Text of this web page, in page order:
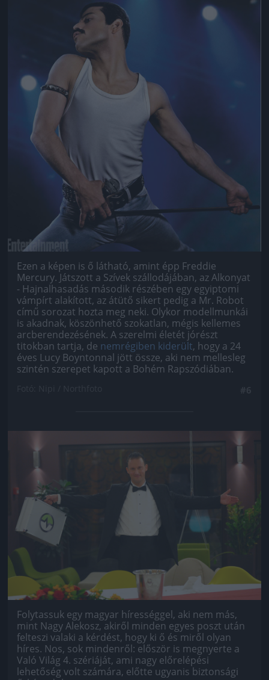
Jön még kép!
Ezen a képen is ő látható, amint épp Freddie
Mercury. Játszott a Szívek szállodájában, az Alkonyat
- Hajnalhasadás második részében egy egyiptomi
vámpírt alakított, az átütő sikert pedig a Mr. Robot
című sorozat hozta meg neki. Olykor modellmunkái
is akadnak, köszönhető szokatlan, mégis kellemes
arcberendezésének. A szerelmi életét jórészt
titokban tartja, de nemrégiben kiderült, hogy a 24
éves Lucy Boyntonnal jött össze, aki nem mellesleg
szintén szerepet kapott a Bohém Rapszódiában.
Folytassuk egy magyar hírességgel, aki nem más,
mint Nagy Alekosz, akiről minden egyes poszt után
felteszi valaki a kérdést, hogy ki ő és miről olyan
híres. Nos, sok mindenről: először is megnyerte a
Való Világ 4. szériáját, ami nagy előrelépési
lehetőség volt számára, előtte ugyanis biztonsági